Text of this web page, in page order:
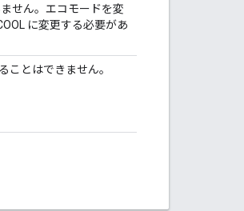
せん。エコモードを変
に変更する必要があ
ことはできません。